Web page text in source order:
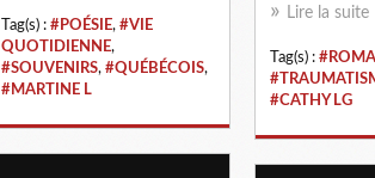
Tag(s) : #POÉSIE, #VIE
QUOTIDIENNE,
#SOUVENIRS, #QUÉBÉCOIS,
#MARTINE L
Lire la suite
Tag(s) :
#CATHY LG